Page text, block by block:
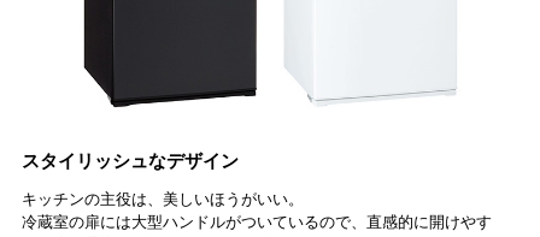
スタイリッシュなデザイン
キッチンの主役は、美しいほうがいい。
冷蔵室の扉には大型ハンドルがついているので、直感的に開けやす